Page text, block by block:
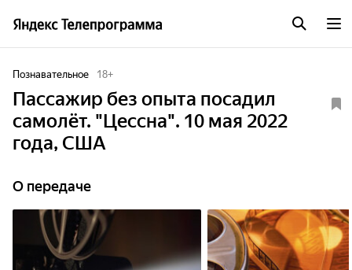
Познавательное 18+
Пассажир без опыта посадил
самолёт. "Цессна". 10 мая 2022
года, США
О передаче